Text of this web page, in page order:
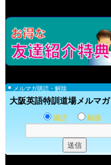
メルマガ購読・解除
大阪英語特訓道場メルマガ
購読 解除